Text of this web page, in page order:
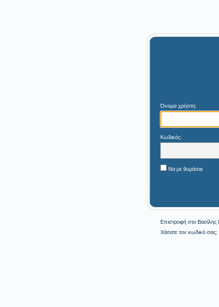
Όνομα χρήστη:
Κωδικός:
Να με θυμάσαι
Επιστροφή στο
Χάσατε τον κωδικό σας;